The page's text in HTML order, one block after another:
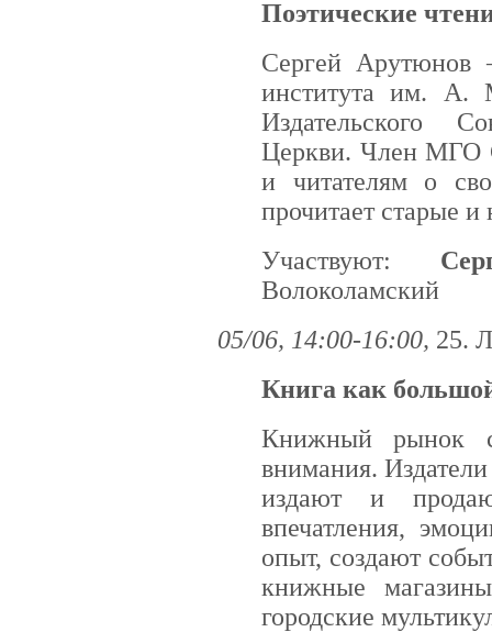
Поэтические
Сергей Арутюнов
института им. А.
Издательского
Церкви. Член МГО
и читателям о
прочитает старые и
Участвуют:
Волоколамский
05/06, 14:00-16:00, 25.
Книга как
Книжный рынок
внимания.
издают и
впечатления,
опыт, создают
книжные
городские